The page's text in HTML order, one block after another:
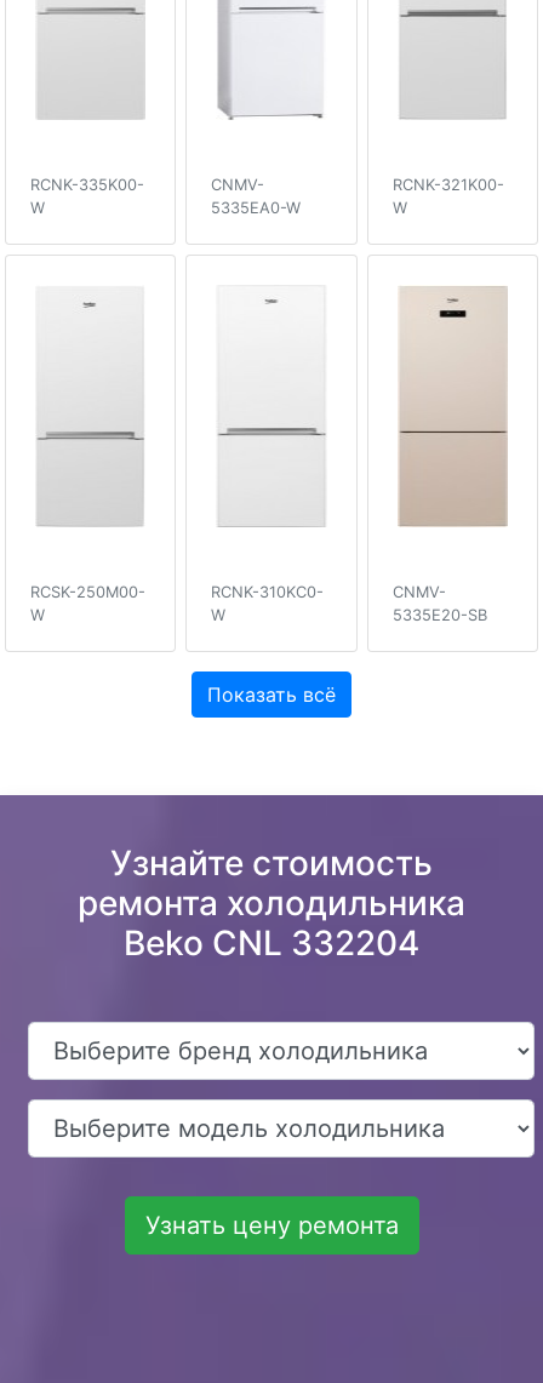
RCNK-335K00-
W
CNMV-
5335EA0-W
RCNK-321K00-
W
RCSK-250M00-
W
RCNK-310KC0-
W
CNMV-
5335E20-SB
Показать всё
Узнайте стоимость
ремонта холодильника
Beko CNL 332204
Узнать цену ремонта